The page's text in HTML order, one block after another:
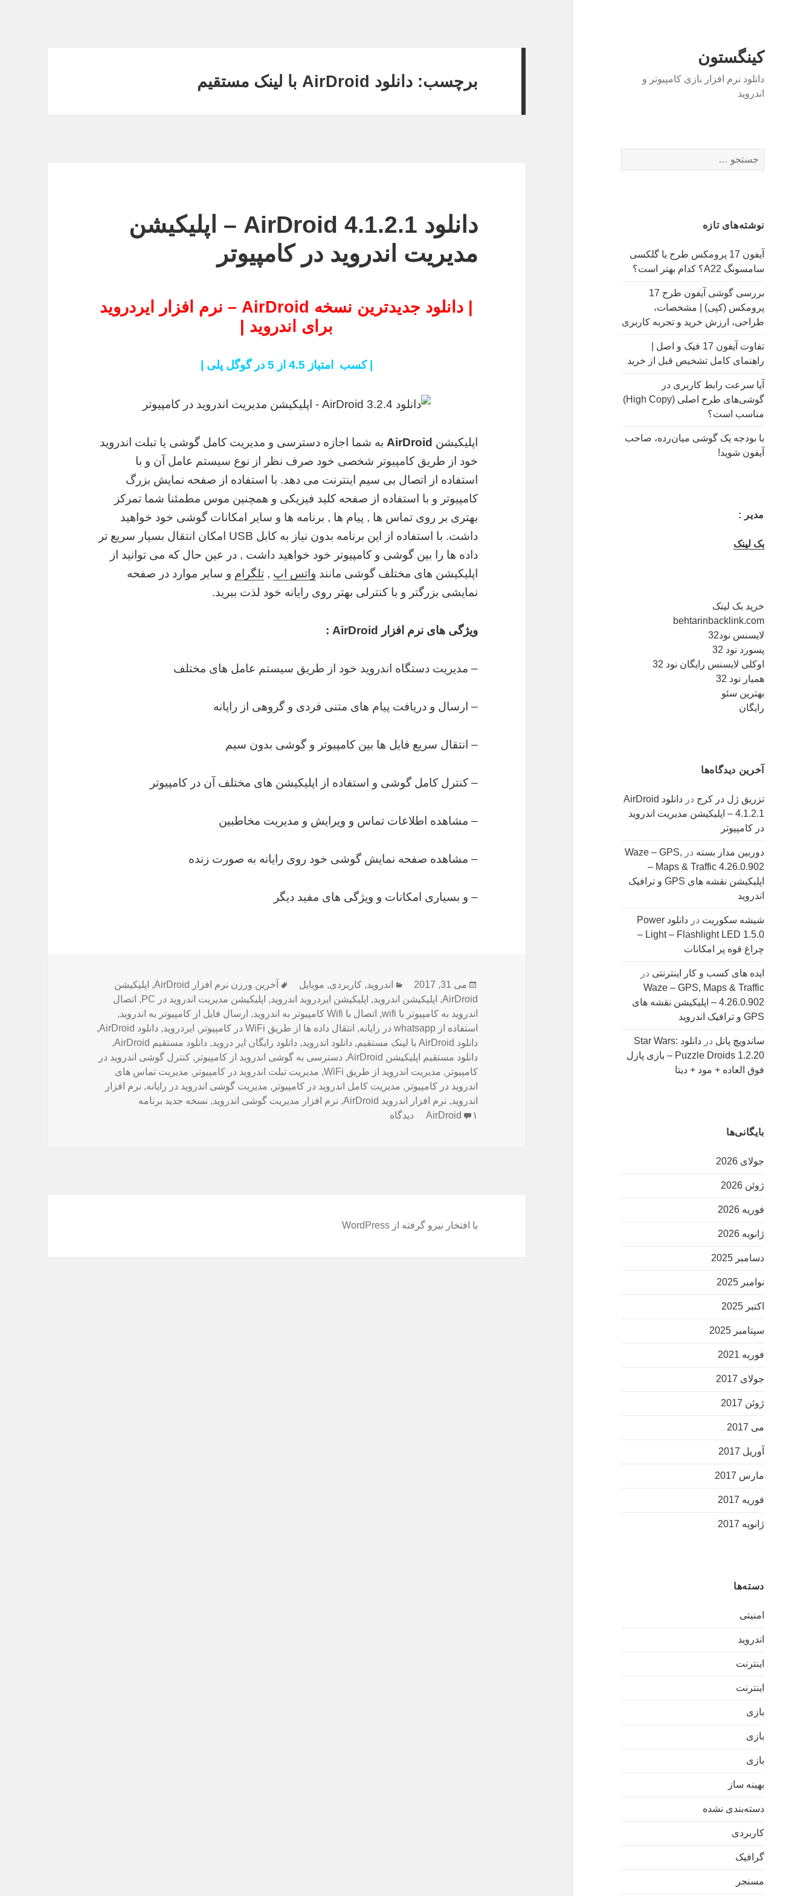
کینگستون
دانلود نرم افزار بازی کامپیوتر و
اندروید
برای:
نوشته‌های تازه
آیفون 17 پرومکس طرح یا گلکسی
سامسونگ A22؟ کدام بهتر است؟
بررسی گوشی آیفون طرح 17
پرومکس (کپی) | مشخصات،
طراحی، ارزش خرید و تجربه کاربری
تفاوت آیفون 17 فیک و اصل |
راهنمای کامل تشخیص قبل از خرید
آیا سرعت رابط کاربری در
گوشی‌های طرح اصلی (High Copy)
مناسب است؟
با بودجه یک گوشی میان‌رده، صاحب
آیفون شوید!
مدیر :
بک لینک
خرید بک لینک
behtarinbacklink.com
لایسنس نود32
پسورد نود 32
اوکلی لایسنس رایگان نود 32
همیار نود 32
بهترین سئو
رایگان
آخرین دیدگاه‌ها
تزریق ژل در کرج در
دانلود AirDroid
4.1.2.1 – اپلیکیشن مدیریت اندروید
در کامپیوتر
دوربین مدار بسته در Waze – GPS,
Maps & Traffic 4.26.0.902 –
اپلیکیشن نقشه های GPS و ترافیک
اندروید
شیشه سکوریت در
دانلود Power
Light – Flashlight LED 1.5.0 –
چراغ قوه پر امکانات
ایده های کسب و کار اینترنتی در
Waze – GPS, Maps & Traffic
4.26.0.902 – اپلیکیشن نقشه های
GPS و ترافیک اندروید
ساندویچ پانل در
دانلود Star Wars:
Puzzle Droids 1.2.20 – بازی پازل
فوق العاده + مود + دیتا
بایگانی‌ها
جولای 2026
ژوئن 2026
فوریه 2026
ژانویه 2026
دسامبر 2025
نوامبر 2025
اکتبر 2025
سپتامبر 2025
فوریه 2021
جولای 2017
ژوئن 2017
می 2017
آوریل 2017
مارس 2017
فوریه 2017
ژانویه 2017
دسته‌ها
امنیتی
اندروید
اینترنت
اینترنت
بازی
بازی
بازی
بهینه ساز
دسته‌بندی نشده
کاربردی
گرافیک
مسنجر
برچسب:دانلود AirDroid با لینک مستقیم
دانلود AirDroid 4.1.2.1 – اپلیکیشن
مدیریت اندروید در کامپیوتر
| دانلود جدیدترین نسخه AirDroid – نرم افزار ایردروید
برای اندروید |
| کسب امتیاز 4.5 از 5 در گوگل پلی |
اپلیکیشن AirDroid به شما اجازه دسترسی و مدیریت کامل گوشی یا تبلت اندروید
خود از طریق کامپیوتر شخصی خود صرف نظر از نوع سیستم عامل آن و با
استفاده از اتصال بی سیم اینترنت می دهد. با استفاده از صفحه نمایش بزرگ
کامپیوتر و با استفاده از صفحه کلید فیزیکی و همچنین موس مطمئنا شما تمرکز
بهتری بر روی تماس ها , پیام ها , برنامه ها و سایر امکانات گوشی خود خواهید
داشت. با استفاده از این برنامه بدون نیاز به کابل USB امکان انتقال بسیار سریع تر
داده ها را بین گوشی و کامپیوتر خود خواهید داشت , در عین حال که می توانید از
اپلیکیشن های مختلف گوشی مانند واتس اپ ,تلگرام و سایر موارد در صفحه
نمایشی بزرگتر و با کنترلی بهتر روی رایانه خود لذت ببرید.
ویژگی های نرم افزار AirDroid :
– مدیریت دستگاه اندروید خود از طریق سیستم عامل های مختلف
– ارسال و دریافت پیام های متنی فردی و گروهی از رایانه
– انتقال سریع فایل ها بین کامپیوتر و گوشی بدون سیم
– کنترل کامل گوشی و استفاده از اپلیکیشن های مختلف آن در کامپیوتر
– مشاهده اطلاعات تماس و ویرایش و مدیریت مخاطبین
– مشاهده صفحه نمایش گوشی خود روی رایانه به صورت زنده
– و بسیاری امکانات و ویژگی های مفید دیگر
ارسال
شده
در
می 31, 2017 دسته‌ها
اندروید,کاربردی, موبایل برچسب‌ها
آخرین ورزن نرم افزار AirDroid , اپلیکیشن
AirDroid
, اپلیکیشن اندروید, اپلیکیشن ایردروید اندروید, اپلیکیشن مدیریت اندروید در PC , اتصال
اندروید به کامپیوتر با wifi
, اتصال با Wifi کامپیوتر به اندروید , ارسال فایل از کامپیوتر به اندروید,
استفاده از whatsapp در رایانه
, انتقال داده ها از طریق WiFi در کامپیوتر , ایردروید, دانلود AirDroid
,
دانلود AirDroid با لینک مستقیم
, دانلود اندروید, دانلود رایگان ایر دروید, دانلود مستقیم AirDroid
,
دانلود مستقیم اپلیکیشن AirDroid
, دسترسی به گوشی اندروید از کامپیوتر ,کنترل گوشی اندروید در
کامپیوتر , مدیریت اندروید از طریق WiFi , مدیریت تبلت اندروید در کامپیوتر , مدیریت تماس های
اندروید در کامپیوتر , مدیریت کامل اندروید در کامپیوتر , مدیریت گوشی اندروید در رایانه, نرم افزار
اندروید, نرم افزار اندروید AirDroid , نرم افزار مدیریت گوشی اندروید, نسخه جدید برنامه
AirDroid
۱ دیدگاه
با افتخار نیرو گرفته از WordPress